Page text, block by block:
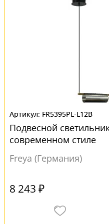
FR5395PL-L12B
Подвесной
современном стиле
Freya (Германия)
8 243 ₽